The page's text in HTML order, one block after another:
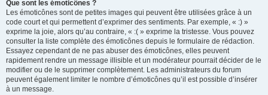
Que sont les émoticônes ?
Les émoticônes sont de petites images qui peuvent être utilisées grâce à un
code court et qui permettent d’exprimer des sentiments. Par exemple, « :) »
exprime la joie, alors qu’au contraire, « :( » exprime la tristesse. Vous pouvez
consulter la liste complète des émoticônes depuis le formulaire de rédaction.
Essayez cependant de ne pas abuser des émoticônes, elles peuvent
rapidement rendre un message illisible et un modérateur pourrait décider de le
modifier ou de le supprimer complètement. Les administrateurs du forum
peuvent également limiter le nombre d’émoticônes qu’il est possible d’insérer
à un message.